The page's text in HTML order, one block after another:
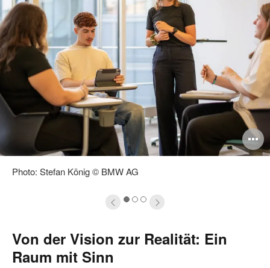
Photo: Stefan König © BMW AG
123
Von der Vision zur Realität: Ein
Raum mit Sinn